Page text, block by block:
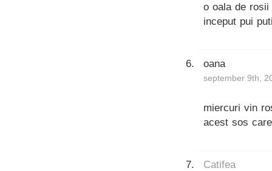
o oala de
inceput pui
oana
september 9th,
miercuri vin
acest sos
Catifea